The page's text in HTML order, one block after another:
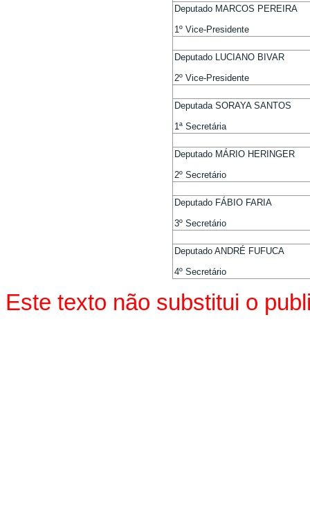
Deputado MARCOS PEREIRA
1º Vice-Presidente
Deputado LUCIANO BIVAR
2º Vice-Presidente
Deputada SORAYA SANTOS
1ª Secretária
Deputado MÁRIO HERINGER
2º Secretário
Deputado FÁBIO FARIA
3º Secretário
Deputado ANDRÉ FUFUCA
4º Secretário
Este texto não substitui o